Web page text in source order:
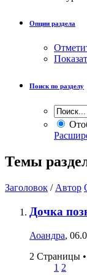
Опции раздела
Поиск по разделу
Темы
Заголовок / Автор
Дочка
Аоандра,
2 Страницы •
1 2